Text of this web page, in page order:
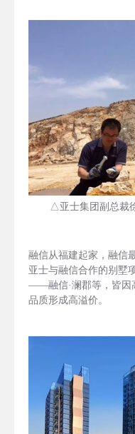
△亚士集团副总裁
融信从福建起家，融信
亚士与融信合作的别
——融信·澜郡等，皆因
品质形成高溢价。